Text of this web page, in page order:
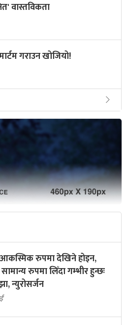
वास्तविकता
गराउन खोजियो!
आकस्मिक रुपमा देखिने होइन,
रुपमा लिँदा गम्भीर हुन्छः
न्युरोसर्जन